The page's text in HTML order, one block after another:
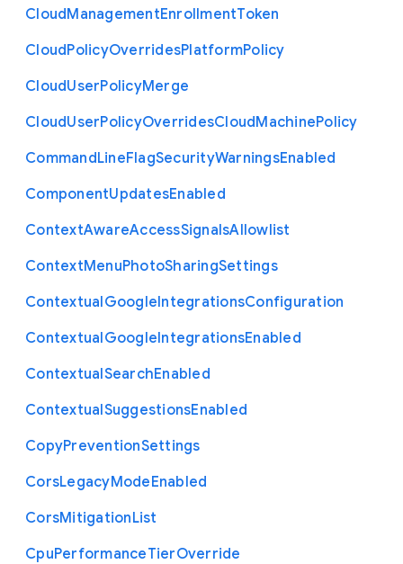
CloudManagementEnrollmentToken
CloudPolicyOverridesPlatformPolicy
CloudUserPolicyMerge
CloudUserPolicyOverridesCloudMachinePolicy
CommandLineFlagSecurityWarningsEnabled
ComponentUpdatesEnabled
ContextAwareAccessSignalsAllowlist
ContextMenuPhotoSharingSettings
ContextualGoogleIntegrationsConfiguration
ContextualGoogleIntegrationsEnabled
ContextualSearchEnabled
ContextualSuggestionsEnabled
CopyPreventionSettings
CorsLegacyModeEnabled
CorsMitigationList
CpuPerformanceTierOverride